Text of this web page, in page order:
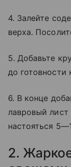
4. Залейте
верха.
5. Добавьте
до готовности
6. В конце
лавровый лист
настояться
2.